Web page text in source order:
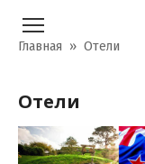
Главная » Отели
Отели